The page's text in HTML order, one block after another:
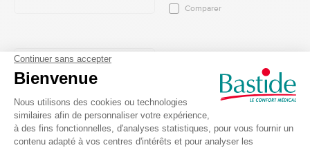
Comparer
Indispensables de l'année
Slip absorbant Tena
Pants Proskin Maxi -
Ref.: 111772
- 17